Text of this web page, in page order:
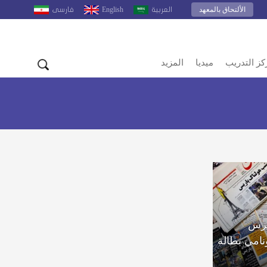
العربية English فارسى الألتحاق بالمعهد
التدريب ميديا المزيد
بطالة